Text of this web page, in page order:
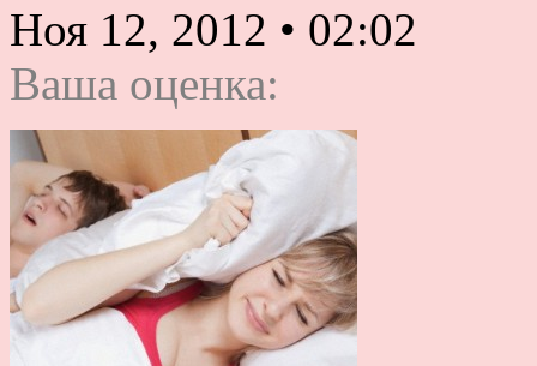
Ноя 12, 2012 • 02:02
Ваша оценка: